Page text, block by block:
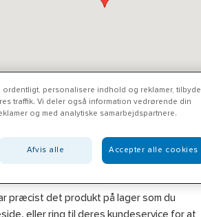
Viborg
præcist det produkt på lager som du
personalisere indhold og reklamer, tilbyde
traffik. Vi deler også information vedrørende din
og med analytiske samarbejdspartnere.
Afvis alle Accepter alle cookies